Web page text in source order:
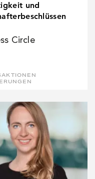
und
Circle